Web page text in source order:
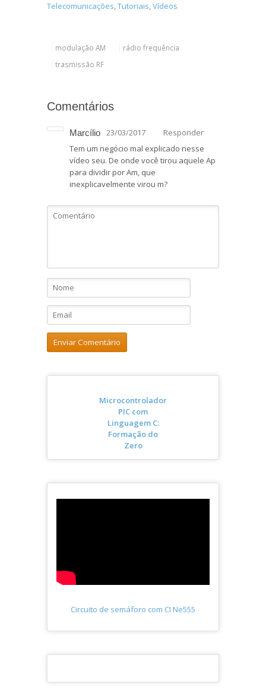
Telecomunicações,Tutoriais,Vídeos
modulação AM
rádio frequência
trasmissão RF
Comentários
Marcílio 23/03/2017
Responder
Tem um negócio mal explicado nesse
vídeo seu. De onde você tirou aquele Ap
para dividir por Am, que
inexplicavelmente virou m?
Microcontrolador
PIC com
Linguagem C:
Formação do
Zero
Circuito de semáforo com CI Ne555